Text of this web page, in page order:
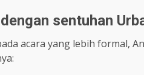
sentuhan
acara yang lebih formal,